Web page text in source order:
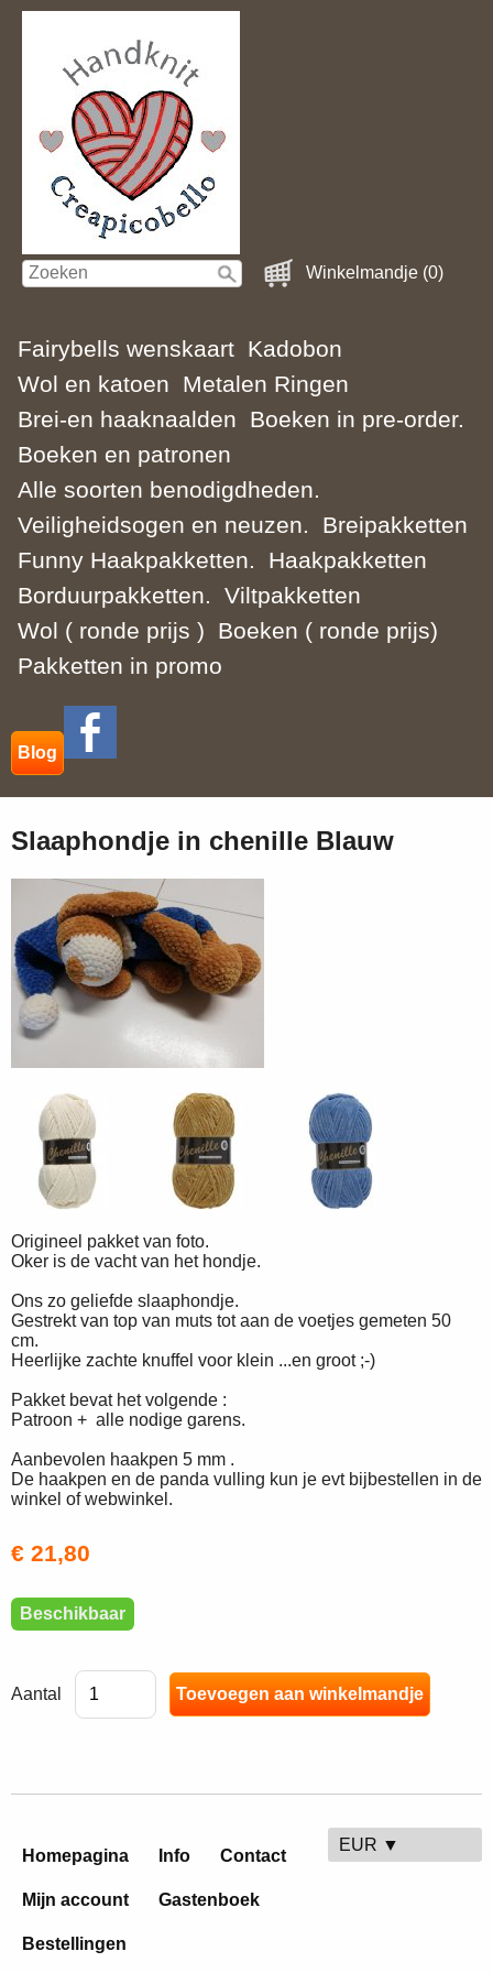
Winkelmandje (0)
Fairybells wenskaart Kadobon
Wol en katoen
Metalen Ringen
Brei-en haaknaalden
Boeken in pre-order.
Boeken en patronen
Alle soorten benodigdheden.
Veiligheidsogen en neuzen.
Breipakketten
Funny Haakpakketten.
Haakpakketten
Borduurpakketten.
Viltpakketten
Wol ( ronde prijs )
Boeken ( ronde prijs)
Pakketten in promo
Blog
Slaaphondje in chenille Blauw
Origineel pakket van foto.
Oker is de vacht van het hondje.
Ons zo geliefde slaaphondje.
Gestrekt van top van muts tot aan de voetjes gemeten 50
cm.
Heerlijke zachte knuffel voor klein ...en groot ;-)
Pakket bevat het volgende :
Patroon + alle nodige garens.
Aanbevolen haakpen 5 mm .
De haakpen en de panda vulling kun je evt bijbestellen in de
winkel of webwinkel.
€ 21,80
Beschikbaar
Aantal
Homepagina Info Contact
Mijn account Gastenboek
Bestellingen
EUR ▼